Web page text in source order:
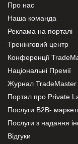
Про нас
Наша команда
Реклама на порталі
Тренінговий центр
Конференції
Національні Премії
Журнал TradeMaster
Портал про Private
Послуги В2В-
Послуги з надання
Відгуки